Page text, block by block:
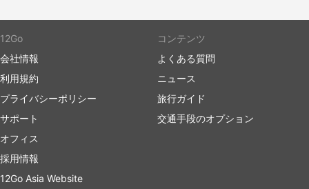
もっと予算がある場合は、特定のVIPバスは飛行機の
ビジネスクラス並みの座席を提供し、広く柔らかいリ
クライニングシート、毛布、少ない乗客数、その他多
デメリット
新しい都市間バスターミナルは、都市部での混雑を避
けるために郊外にあるケースが多く、降車後に不便な
可能性があります。
目的地によっては、バスターミナルに入る車両数に制
12Go
会社情報
利用規約
プライバシーポリシー
サポート
オフィス
採用情報
12Go Asia Website
コンテンツ
よくある質問
ニュース
旅行ガイド
交通手段のオプション